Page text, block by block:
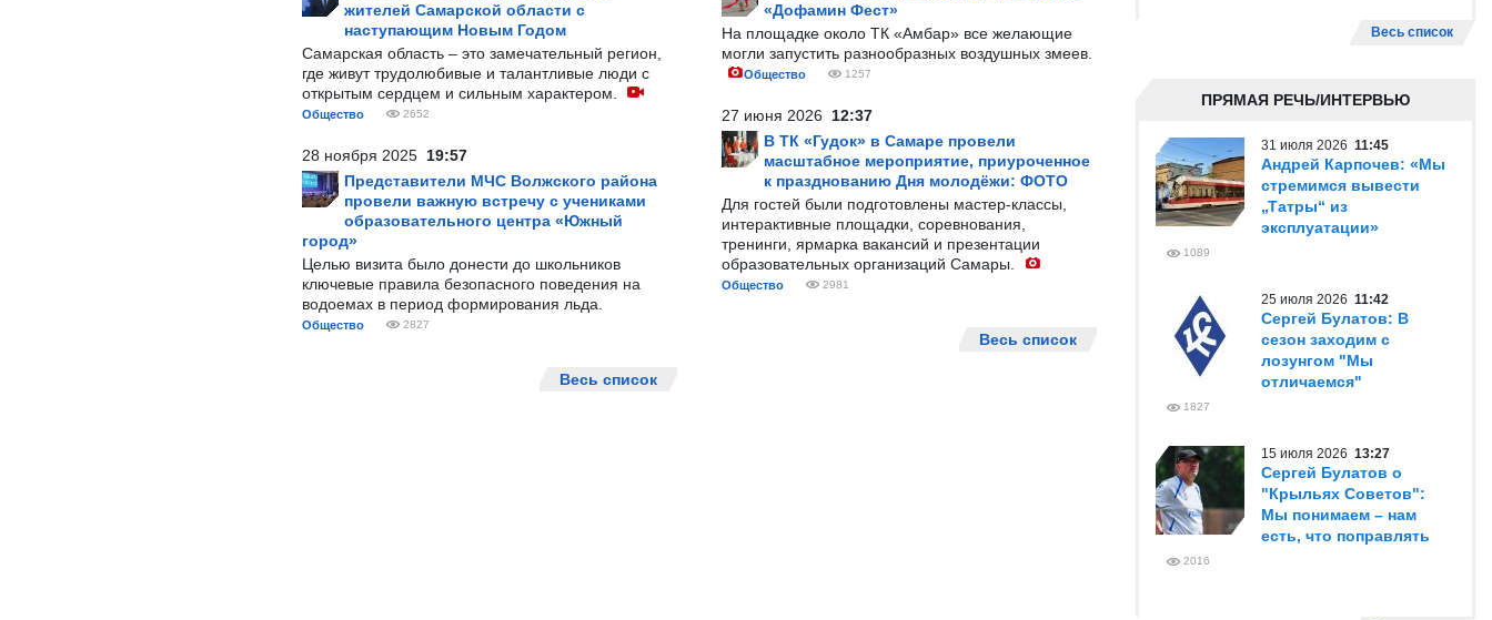
жителей Самарской области с
наступающим Новым Годом
Самарская область – это замечательный регион,
где живут трудолюбивые и талантливые люди с
открытым сердцем и сильным характером.
Общество 2652
28 ноября 2025 19:57
Представители МЧС Волжского района
провели важную встречу с учениками
образовательного центра «Южный
город»
Целью визита было донести до школьников
ключевые правила безопасного поведения на
водоемах в период формирования льда.
Общество 2827
Весь список
«Дофамин Фест»
На площадке около ТК «Амбар» все желающие
могли запустить разнообразных воздушных змеев.
Общество 1257
27 июня 2026 12:37
В ТК «Гудок» в Самаре провели
масштабное мероприятие, приуроченное
к празднованию Дня молодёжи: ФОТО
Для гостей были подготовлены мастер-классы,
интерактивные площадки, соревнования,
тренинги, ярмарка вакансий и презентации
образовательных организаций Самары.
Общество 2981
Весь список
Весь список
ПРЯМАЯ РЕЧЬ/ИНТЕРВЬЮ
31 июля 2026 11:45
Андрей Карпочев: «Мы
стремимся вывести
„Татры“ из
эксплуатации»
1089
25 июля 2026 11:42
Сергей Булатов: В
сезон заходим с
лозунгом "Мы
отличаемся"
1827
15 июля 2026 13:27
Сергей Булатов о
"Крыльях Советов":
Мы понимаем – нам
есть, что поправлять
2016